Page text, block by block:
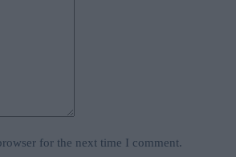
for the next time I comment.